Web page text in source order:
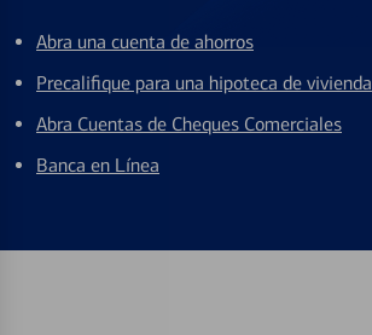
Abra una cuenta de ahorros
Precalifique para una hipoteca de vivienda
Abra Cuentas de Cheques Comerciales
Banca en Línea